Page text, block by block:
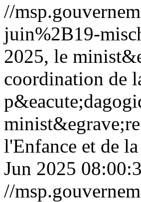
//
juin%2B19-
2025, le
coordination de
l'Enfance et de
Jun 2025
//